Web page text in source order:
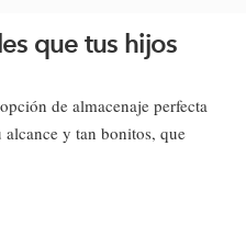
que tus hijos
de almacenaje perfecta
y tan bonitos, que